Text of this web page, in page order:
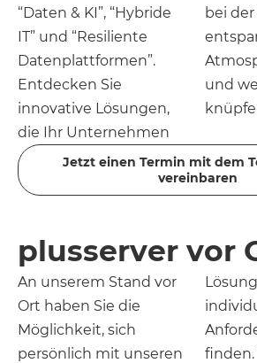
“Daten & KI”, “Hybride
IT” und “Resiliente
Datenplattformen”.
Entdecken Sie
innovative Lösungen,
die Ihr Unternehmen
bei der Sie sich in
entspannter
Atmosphäre vernetzen
und wertvolle Kontakte
Jetzt einen Termin mit dem
vereinbaren
plusserver vor
An unserem Stand vor
Ort haben Sie die
Möglichkeit, sich
persönlich mit unseren
Lösungen für Ihre
individuellen
Anforderungen zu
finden. Nutzen Sie diese